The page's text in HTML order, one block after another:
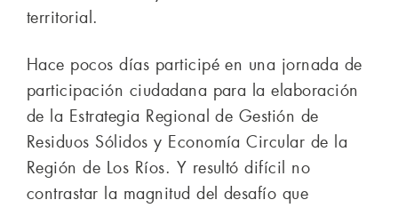
territorial.
Hace pocos días participé en una jornada de
participación ciudadana para la elaboración
de la Estrategia Regional de Gestión de
Residuos Sólidos y Economía Circular de la
Región de Los Ríos. Y resultó difícil no
contrastar la magnitud del desafío que